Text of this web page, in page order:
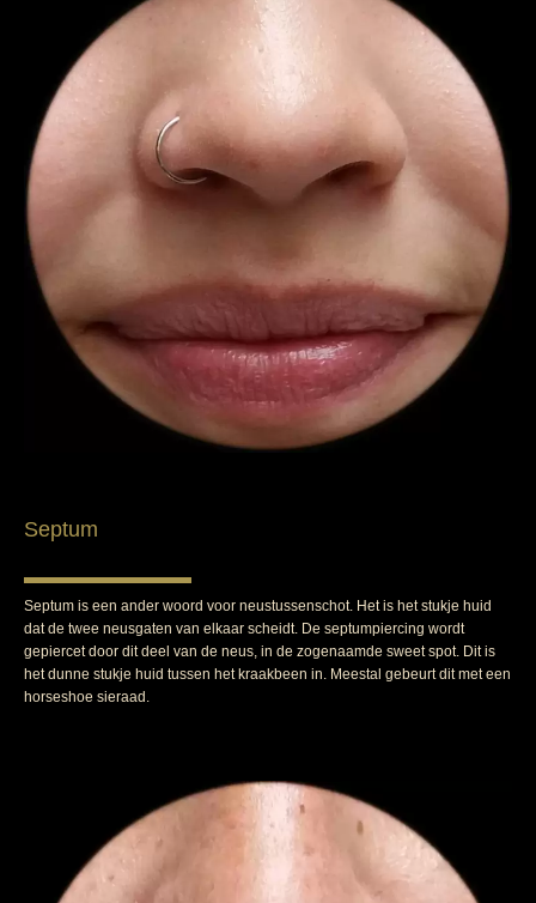
Septum
Septum is een ander woord voor neustussenschot. Het is het stukje huid
dat de twee neusgaten van elkaar scheidt. De septumpiercing wordt
gepiercet door dit deel van de neus, in de zogenaamde sweet spot. Dit is
het dunne stukje huid tussen het kraakbeen in. Meestal gebeurt dit met een
horseshoe sieraad.